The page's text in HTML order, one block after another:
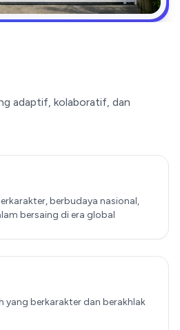
adaptif, kolaboratif, dan
berbudaya nasional,
bersaing di era global
yang berkarakter dan berakhlak